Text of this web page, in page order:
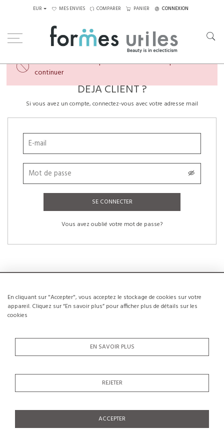
En cliquant sur "Accepter", vous acceptez le stockage de cookies sur votre
appareil. Cliquez sur “En savoir plus” pour afficher plus de détails sur les
cookies
EN SAVOIR PLUS
REJETER
ACCEPTER
EUR MES ENVIES COMPARER PANIER CONNEXION
Veuillez créer un compte ou vous connecter pour
continuer
DÉJÀ CLIENT ?
Si vous avez un compte, connectez-vous avec votre adresse mail
SE CONNECTER
Vous avez oublié votre mot de passe?
NOUVEAUX CLIENTS
La création d’un compte a de nombreux avantages: sauvegarder la liste de vos
CRÉER UN COMPTE